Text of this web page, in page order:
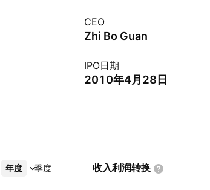
CEO
Zhi Bo Guan
IPO日期
2010年4月28日
年度 季度
更多 收入利润转换